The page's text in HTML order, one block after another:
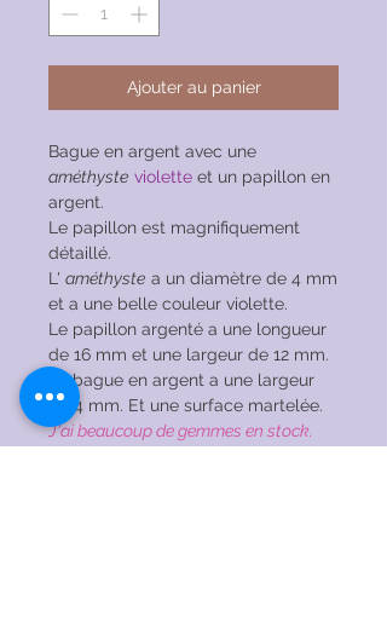
Ajouter au panier
Bague en argent avec une
améthyste violette et un papillon en
argent.
Le papillon est magnifiquement
détaillé.
L' améthyste a un diamètre de 4 mm
et a une belle couleur violette.
Le papillon argenté a une longueur
de 16 mm et une largeur de 12 mm.
La bague en argent a une largeur
de 4 mm. Et une surface martelée.
J'ai beaucoup de gemmes en stock.